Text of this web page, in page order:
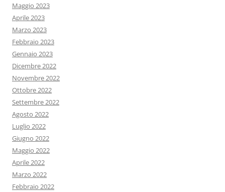
Maggio 2023
Aprile 2023
Marzo 2023
Febbraio 2023
Gennaio 2023
Dicembre 2022
Novembre 2022
Ottobre 2022
Settembre 2022
Agosto 2022
Luglio 2022
Giugno 2022
Maggio 2022
Aprile 2022
Marzo 2022
Febbraio 2022